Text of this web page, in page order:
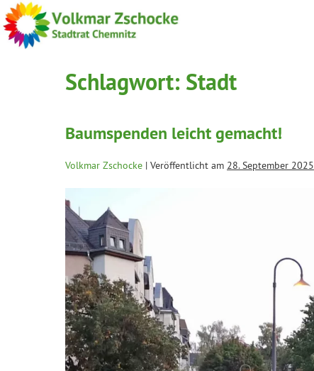
Schlagwort: Stadt
Baumspenden leicht gemacht!
Volkmar Zschocke | Veröffentlicht am 28. September 2025